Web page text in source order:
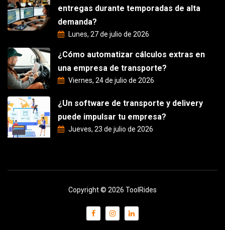
entregas durante temporadas de alta
demanda?
Lunes, 27 de julio de 2026
¿Cómo automatizar cálculos extras en
una empresa de transporte?
Viernes, 24 de julio de 2026
¿Un software de transporte y delivery
puede impulsar tu empresa?
Jueves, 23 de julio de 2026
Copyright © 2026 ToolRides